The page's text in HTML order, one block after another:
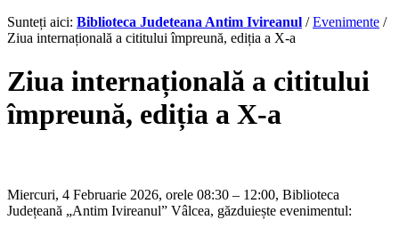
Sunteți aici: Biblioteca Judeteana Antim Ivireanul / Evenimente /
Ziua internațională a cititului împreună, ediția a X-a
Ziua internațională a cititului
împreună, ediția a X-a
Miercuri, 4 Februarie 2026, orele 08:30 – 12:00, Biblioteca
Județeană „Antim Ivireanul” Vâlcea, găzduiește evenimentul: